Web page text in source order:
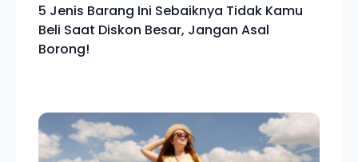
5 Jenis Barang Ini Sebaiknya Tidak Kamu
Beli Saat Diskon Besar, Jangan Asal
Borong!